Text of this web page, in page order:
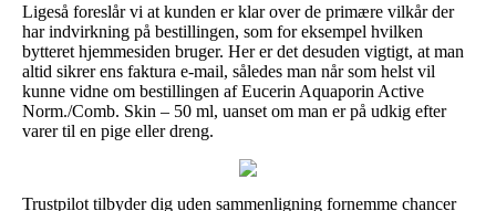
Ligeså foreslår vi at kunden er klar over de primære vilkår der
har indvirkning på bestillingen, som for eksempel hvilken
bytteret hjemmesiden bruger. Her er det desuden vigtigt, at man
altid sikrer ens faktura e-mail, således man når som helst vil
kunne vidne om bestillingen af Eucerin Aquaporin Active
Norm./Comb. Skin – 50 ml, uanset om man er på udkig efter
varer til en pige eller dreng.
Trustpilot tilbyder dig uden sammenligning fornemme chancer